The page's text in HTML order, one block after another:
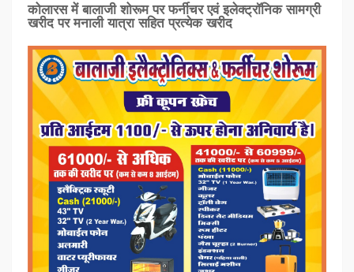
कोलारस में बालाजी शोरूम पर फर्नीचर एवं इलेक्ट्रॉनिक सामग्री
खरीद पर मनाली यात्रा सहित प्रत्‍येक खरीद